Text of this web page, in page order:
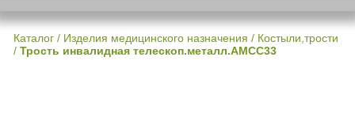
Каталог / Изделия медицинского назначения / Костыли,трости
/ Трость инвалидная телескоп.металл.АМСС33